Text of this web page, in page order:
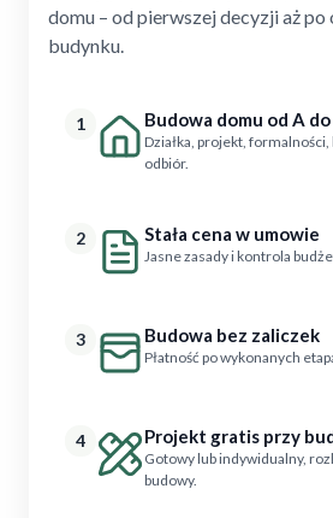
domu – od pierwszej decyzji aż
budynku.
1 Budowa domu od A do
Działka, projekt,
odbiór.
2 Stała cena w umowie
Jasne zasady i kontrola
3 Budowa bez zaliczek
Płatność po wykonanych
4 Projekt gratis przy
Gotowy lub indywidualny,
budowy.